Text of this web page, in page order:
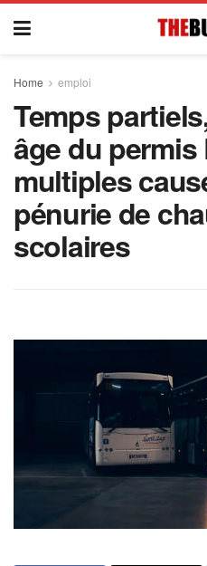
Home emploi
Temps
âge du
multiples
pénurie de
scolaires